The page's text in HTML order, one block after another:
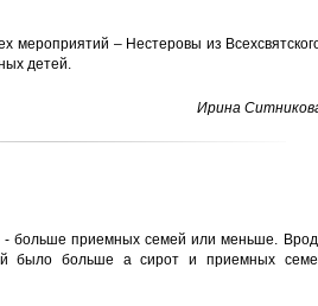
мероприятий – Нестеровы из
детей.
Ирина
- больше приемных семей или меньше.
было больше а сирот и приемных